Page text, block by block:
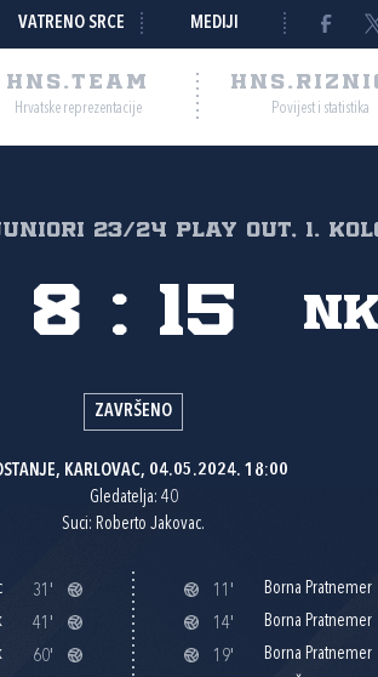
VATRENO SRCE MEDIJI
HNS.TEAM
Hrvatske reprezentacije Povijest i statistika
Juniori 23/24 Play out, 1.
8 : 15
ZAVRŠENO
KARLOVAC, 04.05.2024. 18:00
Gledatelja: 40
Suci: Roberto Jakovac.
31'
41'
60'
11'
Borna Pratnemer
14'
Borna Pratnemer
19'
Borna Pratnemer